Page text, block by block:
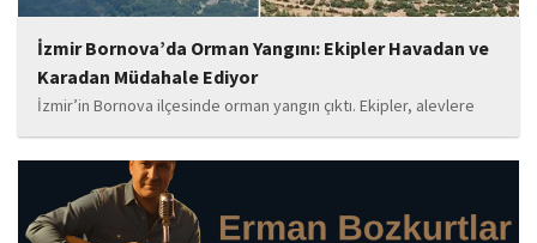
İzmir Bornova’da Orman Yangını: Ekipler Havadan ve
Karadan Müdahale Ediyor
İzmir’in Bornova ilçesinde orman yangın çıktı. Ekipler, alevlere
havadan ve karadan müdahale ediyor.